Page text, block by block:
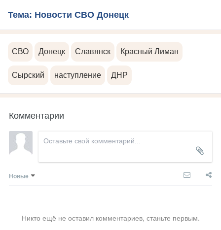
Тема: Новости СВО Донецк
СВО Донецк Славянск Красный Лиман
Сырский наступление ДНР
Комментарии
Новые
Никто ещё не оставил комментариев, станьте первым.